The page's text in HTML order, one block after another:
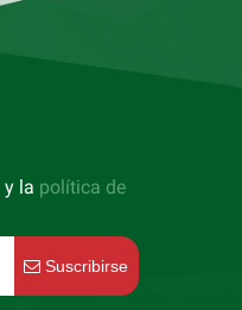
y la política de
Suscribirse